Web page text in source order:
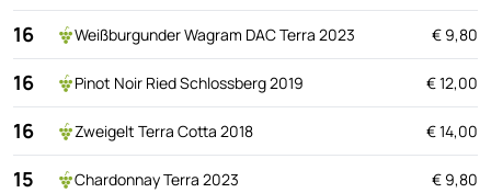
16 Weißburgunder Wagram DAC Terra 2023 € 9,80
16 Pinot Noir Ried Schlossberg 2019 € 12,00
16 Zweigelt Terra Cotta 2018 € 14,00
15 Chardonnay Terra 2023 € 9,80